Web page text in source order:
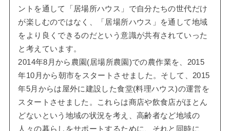
ントを通して「居場所ハウス」で自分たちの世代だけ
が楽しむのではなく、「居場所ハウス」を通して地域
をより良くできるのだという意識が共有されていった
と考えています。
2014年8月から農園(居場所農園)での農作業を、2015
年10月から朝市をスタートさせました。そして、2015
年5月からは屋外に建設した食堂(料理ハウス)の運営を
スタートさせました。これらは商店や飲食店がほとん
どないという地域の状況を考え、高齢者など地域の
人々の暮らしをサポートするために、それと同時に